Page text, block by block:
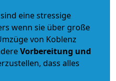
eine stressige
wenn sie über große
von Koblenz
Vorbereitung und
dass alles